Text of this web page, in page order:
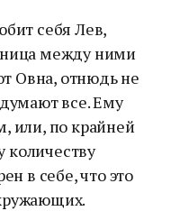
себя Лев,
между ними
Овна, отнюдь не
все. Ему
или, по крайней
в себе, что это